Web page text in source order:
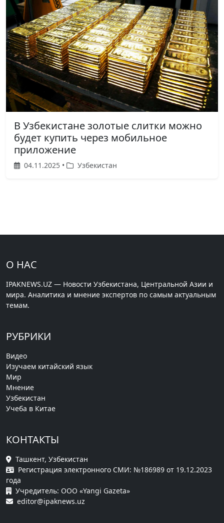
В Узбекистане золотые слитки можно
будет купить через мобильное
приложение
04.11.2025 • Узбекистан
О НАС
IPAKNEWS.UZ — Новости Узбекистана, Центральной Азии и
мира. Аналитика и мнение экспертов по самым актуальным
темам.
РУБРИКИ
Видео
Изучаем китайский язык
Мир
Мнение
Узбекистан
Учеба в Китае
КОНТАКТЫ
Ташкент, Узбекистан
Регистрация электронного СМИ: №186989 от 19.12.2023
года
Учредитель: ООО «Yangi Gazeta»
editor@ipaknews.uz